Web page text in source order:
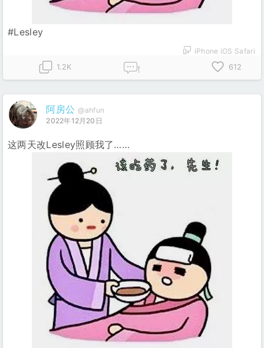
#Lesley
iPhone iOS Safari
1.2K
! 612
阿房公 @ahfun
2022年12月20日
这两天改Lesley照顾我了……